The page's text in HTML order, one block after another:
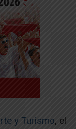
y Turismo, el